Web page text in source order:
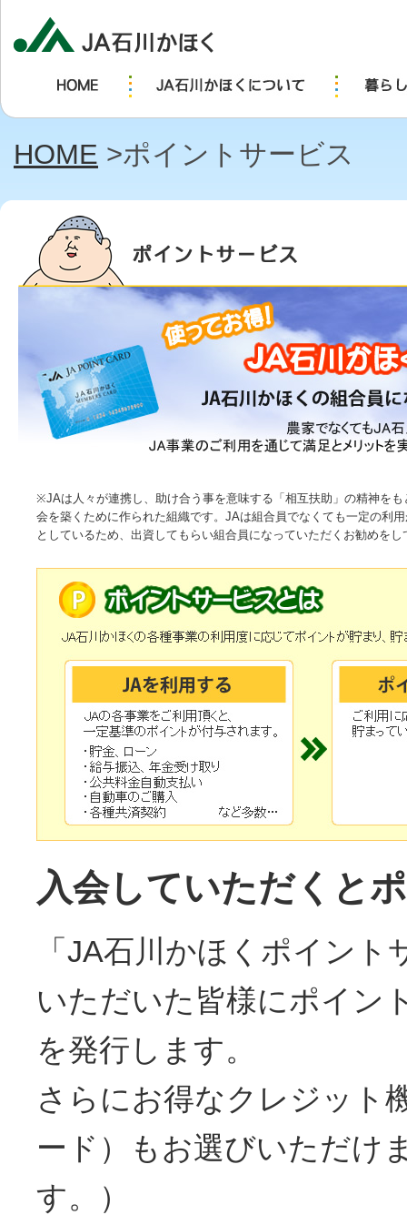
HOME >ポイントサービス
※JAは人々が連携し、助け合う事を意味する「相互扶助」の精神を
会を築くために作られた組織です。JAは組合員でなくても一定の利
としているため、出資してもらい組合員になっていただくお勧めをし
入会していただくと
「JA石川かほくポイン
いただいた皆様にポイン
を発行します。
さらにお得なクレジット
ード）もお選びいただけ
す。）